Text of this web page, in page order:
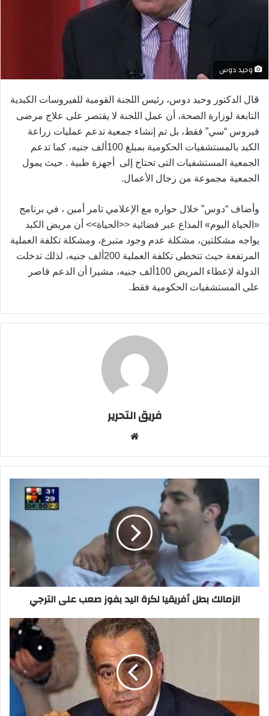
وحيد دوس
قال الدكتور وحيد دوس، رئيس اللجنة القومية للفيروسات الكبدية
التابعة لوزارة الصحة، أن عمل اللجنة لا يقتصر على علاج مرضى
فيروس “سي” فقط، بل تم إنشاء جمعية تدعم عمليات زراعة
الكبد بالمستشفيات الحكومية بمبلغ 100ألف جنيه، كما تدعم
الجمعية المستشفيات التى تحتاج إلى أجهزة طبية . حيث يمول
الجمعية مجموعة من رجال الأعمال.
وأضاف “دوس” خلال حواره مع الإعلامي تامر أمين ، في برنامج
«الحياة اليوم» المذاع عبر فضائية <<الحياة>> أن مريض الكبد
يواجه مشكلتين، مشكلة عدم وجود متبرع، ومشكلة تكلفة العملية
المرتفعة حيث تتخطى تكلفة العملية 200ألف جنيه، لذلك تدخلت
الدولة لإعطاء المريض 100ألف جنيه، مشيرا أن الدعم قاصر
على المستشفيات الحكومية فقط.
فريق التحرير
لكرة
اليد
بفوز
صعب
على
الترجي
الزمالك بطل أفريقيا لكرة اليد بفوز صعب على الترجي
تجديد
الكروت